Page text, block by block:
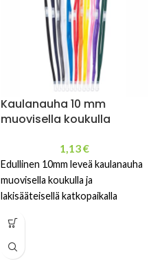
Kaulanauha 10 mm
muovisella koukulla
1,13€
Edullinen 10mm leveä kaulanauha
muovisella koukulla ja
lakisääteisellä katkopaikalla